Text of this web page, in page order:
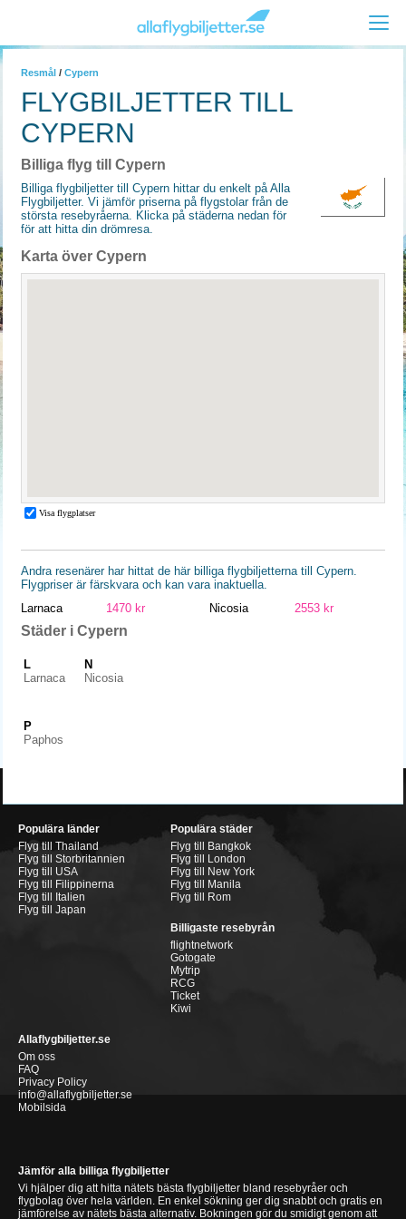
Resmål / Cypern
FLYGBILJETTER TILL
CYPERN
Billiga flyg till Cypern
Billiga flygbiljetter till Cypern hittar du enkelt på Alla
Flygbiljetter. Vi jämför priserna på flygstolar från de
största resebyråerna. Klicka på städerna nedan för
för att hitta din drömresa.
Karta över Cypern
Andra resenärer har hittat de här billiga flygbiljetterna till Cypern.
Flygpriser är färskvara och kan vara inaktuella.
Larnaca
1470 kr Nicosia 2553 kr
Städer i Cypern
L
Larnaca
N
Nicosia
P
Paphos
Populära länder
Flyg till Thailand
Flyg till Storbritannien
Flyg till USA
Flyg till Filippinerna
Flyg till Italien
Flyg till Japan
Populära städer
Flyg till Bangkok
Flyg till London
Flyg till New York
Flyg till Manila
Flyg till Rom
Billigaste resebyrån
flightnetwork
Gotogate
Mytrip
RCG
Ticket
Kiwi
Allaflygbiljetter.se
Om oss
FAQ
Privacy Policy
info@allaflygbiljetter.se
Mobilsida
Jämför alla billiga flygbiljetter
Vi hjälper dig att hitta nätets bästa flygbiljetter bland resebyråer och
flygbolag över hela världen. En enkel sökning ger dig snabbt och gratis en
jämförelse av nätets bästa alternativ. Bokningen gör du smidigt genom att